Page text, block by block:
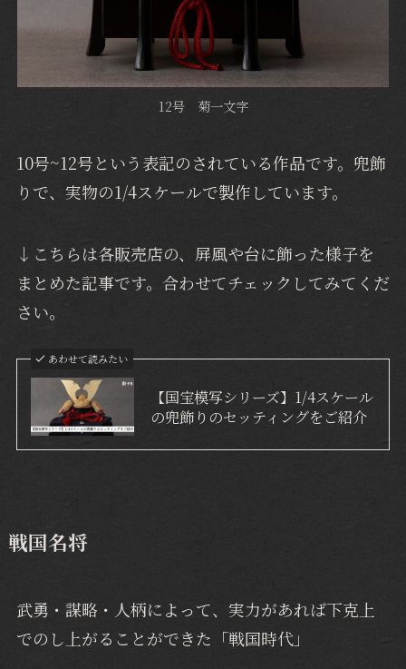
12号 菊一文字
10号~12号という表記のされている作品です。兜飾
りで、実物の1/4スケールで製作しています。
↓こちらは各販売店の、屏風や台に飾った様子を
まとめた記事です。合わせてチェックしてみてくだ
さい。
あわせて読みたい
【国宝模写シリーズ】1/4スケール
の兜飾りのセッティングをご紹介
戦国名将
武勇・謀略・人柄によって、実力があれば下克上
でのし上がることができた「戦国時代」